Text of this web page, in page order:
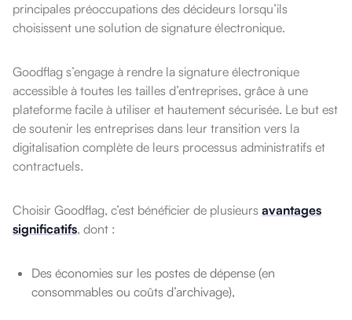
principales préoccupations des décideurs lorsqu’ils
choisissent une solution de signature électronique.
Goodflag s’engage à rendre la signature électronique
accessible à toutes les tailles d’entreprises, grâce à une
plateforme facile à utiliser et hautement sécurisée. Le but est
de soutenir les entreprises dans leur transition vers la
digitalisation complète de leurs processus administratifs et
contractuels.
Choisir Goodflag, c’est bénéficier de plusieurs avantages
significatifs, dont :
Des économies sur les postes de dépense (en
consommables ou coûts d’archivage),